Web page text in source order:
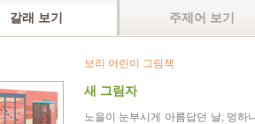
갈래 보기 주제어 보기
보리 어린이 그림책
새 그림자
노을이 눈부시게 아름답던 날, 멍하